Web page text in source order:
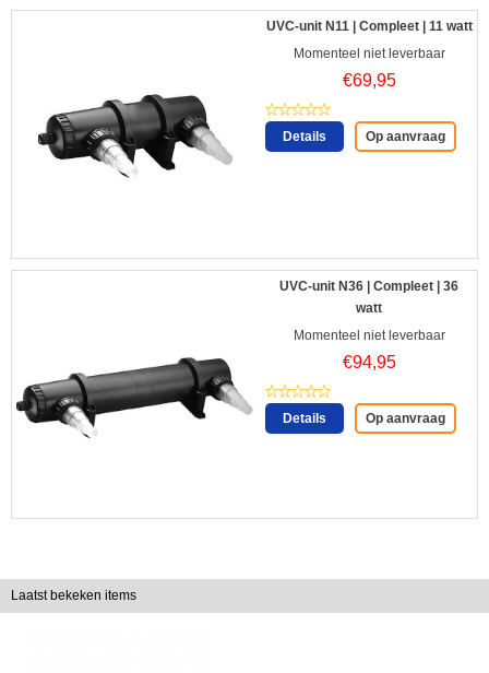
UVC-unit N11 | Compleet | 11 watt
Momenteel niet leverbaar
€69,95
Details Op aanvraag
UVC-unit N36 | Compleet | 36
watt
Momenteel niet leverbaar
€94,95
Details Op aanvraag
Laatst bekeken items